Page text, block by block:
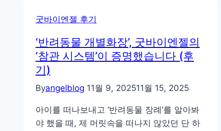
굿바이엔젤 후기
‘반려동물 개별화장’, 굿바이엔젤의
‘참관 시스템’이 증명했습니다 (후
기)
Byangelblog 11월 9, 202511월 15, 2025
아이를 떠나보내고 ‘반려동물 장례’를 알아봐
야 했을 때, 제 머릿속을 떠나지 않았던 단 하